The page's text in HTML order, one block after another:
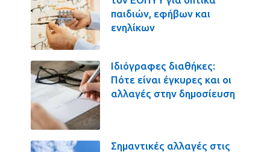
παιδιών, εφήβων και
ενηλίκων
Ιδιόγραφες διαθήκες:
Πότε είναι έγκυρες και οι
αλλαγές στην δημοσίευση
Σημαντικές αλλαγές στις